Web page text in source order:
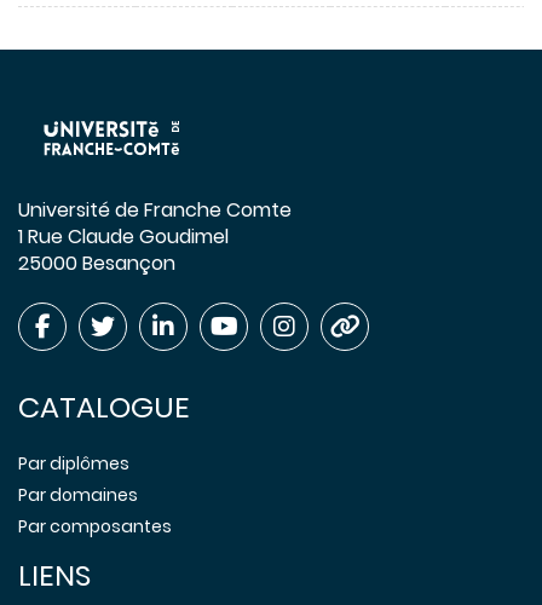
Université de Franche Comte
1 Rue Claude Goudimel
25000 Besançon
CATALOGUE
Par diplômes
Par domaines
Par composantes
LIENS